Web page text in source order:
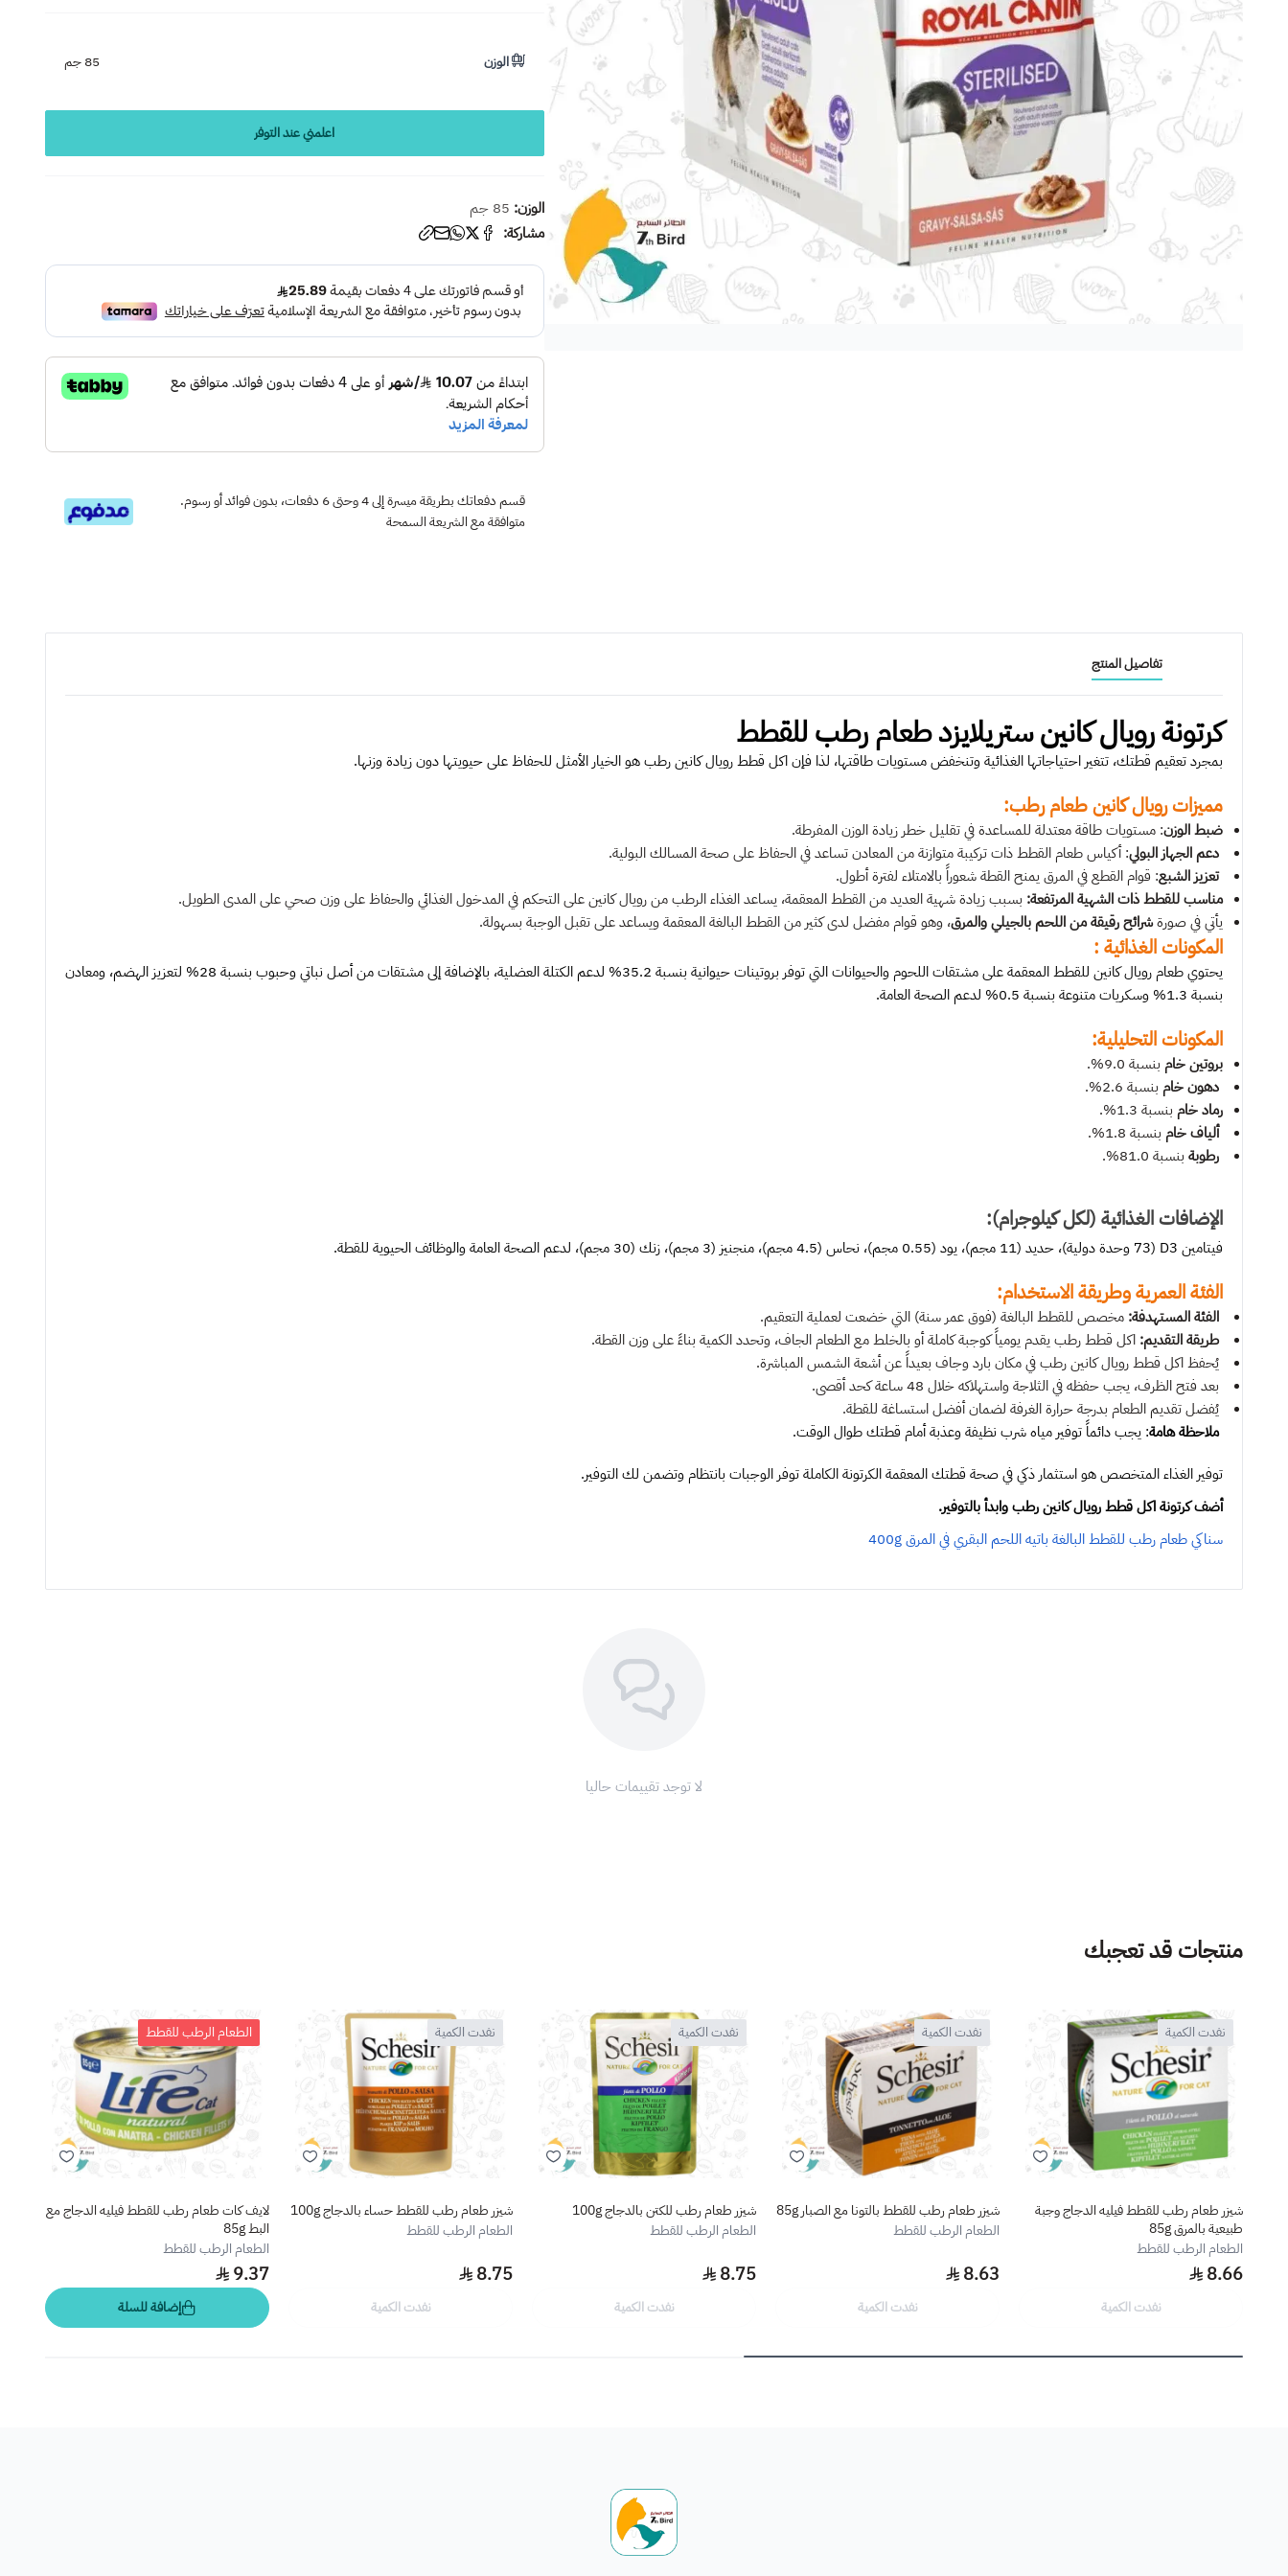
الوزن 85 جم
اعلمني عند التوفر
الوزن: 85 جم
مشاركة:
قسم دفعاتك بطريقة ميسرة إلى 4 وحتى 6 دفعات، بدون فوائد أو رسوم.
متوافقة مع الشريعة السمحة
تفاصيل المنتج
كرتونة رويال كانين ستريلايزد طعام رطب للقطط
بمجرد تعقيم قطتك، تتغير احتياجاتها الغذائية وتنخفض مستويات طاقتها، لذا فإن اكل قطط رويال كانين رطب هو الخيار الأمثل للحفاظ على حيويتها دون زيادة وزنها.
مميزات رويال كانين طعام رطب:
ضبط الوزن: مستويات طاقة معتدلة للمساعدة في تقليل خطر زيادة الوزن المفرطة.
دعم الجهاز البولي: أكياس طعام القطط ذات تركيبة متوازنة من المعادن تساعد في الحفاظ على صحة المسالك البولية.
تعزيز الشبع: قوام القطع في المرق يمنح القطة شعوراً بالامتلاء لفترة أطول.
مناسب للقطط ذات الشهية المرتفعة: بسبب زيادة شهية العديد من القطط المعقمة، يساعد الغذاء الرطب من رويال كانين على التحكم في المدخول الغذائي والحفاظ على وزن صحي على المدى الطويل.
يأتي في صورةشرائح رقيقة من اللحم بالجيلي والمرق، وهو قوام مفضل لدى كثير من القطط البالغة المعقمة ويساعد على تقبل الوجبة بسهولة.
المكونات الغذائية :
يحتوي طعام رويال كانين للقطط المعقمة على مشتقات اللحوم والحيوانات التي توفر بروتينات حيوانية بنسبة 35.2% لدعم الكتلة العضلية، بالإضافة إلى مشتقات من أصل نباتي وحبوب بنسبة 28% لتعزيز الهضم، ومعادن
بنسبة 1.3% وسكريات متنوعة بنسبة 0.5% لدعم الصحة العامة.
المكونات التحليلية:
بروتين خام بنسبة 9.0%.
دهون خام بنسبة 2.6%.
رماد خام بنسبة 1.3%.
ألياف خام بنسبة 1.8%.
رطوبة بنسبة 81.0%.
الإضافات الغذائية (لكل كيلوجرام):
فيتامين D3 (73 وحدة دولية)، حديد (11 مجم)، يود (0.55 مجم)، نحاس (4.5 مجم)، منجنيز (3 مجم)، زنك (30 مجم)، لدعم الصحة العامة والوظائف الحيوية للقطة.
الفئة العمرية وطريقة الاستخدام:
الفئة المستهدفة: مخصص للقطط البالغة (فوق عمر سنة) التي خضعت لعملية التعقيم.
طريقة التقديم: اكل قطط رطب يقدم يومياً كوجبة كاملة أو بالخلط مع الطعام الجاف، وتحدد الكمية بناءً على وزن القطة.
يُحفظ اكل قطط رويال كانين رطب في مكان بارد وجاف بعيداً عن أشعة الشمس المباشرة.
بعد فتح الظرف، يجب حفظه في الثلاجة واستهلاكه خلال 48 ساعة كحد أقصى.
يُفضل تقديم الطعام بدرجة حرارة الغرفة لضمان أفضل استساغة للقطة.
ملاحظة هامة: يجب دائماً توفير مياه شرب نظيفة وعذبة أمام قطتك طوال الوقت.
توفير الغذاء المتخصص هو استثمار ذكي في صحة قطتك المعقمة الكرتونة الكاملة توفر الوجبات بانتظام وتضمن لك التوفير.
أضف كرتونة اكل قطط رويال كانين رطب وابدأ بالتوفير.
سناكي طعام رطب للقطط البالغة باتيه اللحم البقري في المرق 400g
لا توجد تقييمات حاليا
منتجات قد تعجبك
نفدت الكمية
شيزر طعام رطب للقطط فيليه الدجاج وجبة
طبيعية بالمرق 85g
الطعام الرطب للقطط
8.66
نفدت الكمية
نفدت الكمية
شيزر طعام رطب للقطط بالتونا مع الصبار 85g
الطعام الرطب للقطط
8.63
نفدت الكمية
نفدت الكمية
شيزر طعام رطب للكتن بالدجاج 100g
الطعام الرطب للقطط
8.75
نفدت الكمية
نفدت الكمية
شيزر طعام رطب للقطط حساء بالدجاج 100g
الطعام الرطب للقطط
8.75
نفدت الكمية
الطعام الرطب للقطط
لايف كات طعام رطب للقطط فيليه الدجاج مع
البط 85g
الطعام الرطب للقطط
9.37
إضافة للسلة